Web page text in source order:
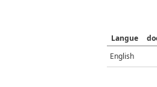
Langue
English